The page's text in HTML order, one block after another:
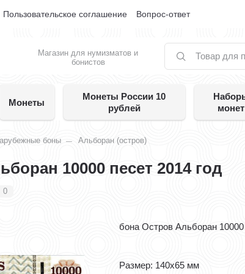
Пользовательское соглашение Вопрос-ответ
Магазин для нумизматов и
бонистов
Монеты
Монеты России 10
рублей
монет
боны Альборан (остров)
10000 песет 2014 год
0
бона Остров Альборан 10000
Размер: 140x65 мм